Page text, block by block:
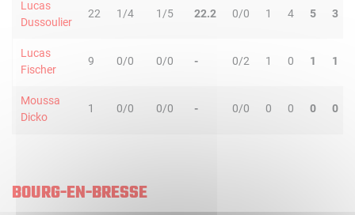
Lucas
Dussoulier
22 1/4 1/5 22.2 0/0 1 4 5 3
Lucas
Fischer
9 0/0 0/0 - 0/2 1 0 1 1
Moussa
Dicko
1 0/0 0/0 - 0/0 0 0 0 0
BOURG-EN-BRESSE